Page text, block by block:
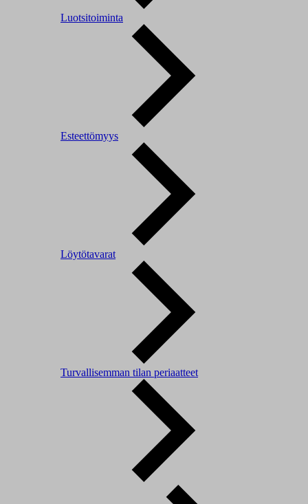
Luotsitoiminta
Esteettömyys
Löytötavarat
Turvallisemman tilan periaatteet